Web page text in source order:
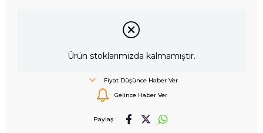
Ürün stoklarımızda kalmamıştır.
Fiyat Düşünce Haber Ver
Gelince Haber Ver
Paylaş